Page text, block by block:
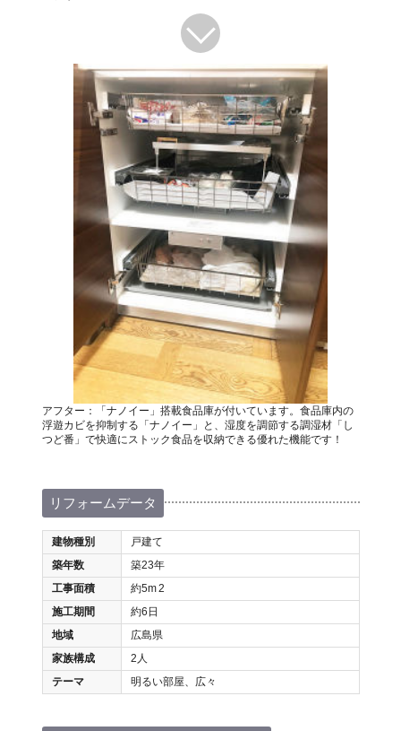
アフター：「ナノイー」搭載食品庫が付いています。食品庫内の
浮遊カビを抑制する「ナノイー」と、湿度を調節する調湿材「し
つど番」で快適にストック食品を収納できる優れた機能です！
リフォームデータ
建物種別
戸建て
築年数
築23年
工事面積
約5m2
施工期間
約6日
地域
広島県
家族構成
2人
テーマ
明るい部屋、広々